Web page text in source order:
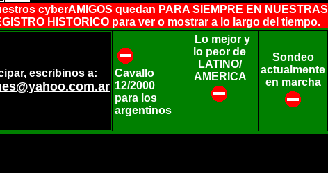
cyberAMIGOS quedan PARA SIEMPRE EN NUESTRAS
HISTORICO para ver o mostrar a lo largo del tiempo.
escribinos a:
Cavallo
12/2000
para los
argentinos
Lo mejor y
lo peor de
LATINO/
AMERICA
Sondeo
actualmente
en marcha